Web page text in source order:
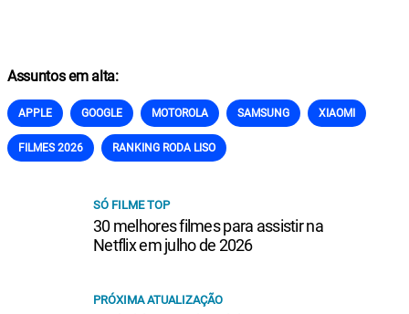
Assuntos em alta:
APPLE GOOGLE MOTOROLA SAMSUNG XIAOMI
FILMES 2026 RANKING RODA LISO
SÓ FILME TOP
30 melhores filmes para assistir na
Netflix em julho de 2026
PRÓXIMA ATUALIZAÇÃO